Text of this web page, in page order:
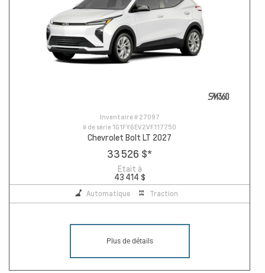
Inventaire # 27097
# de série 1G1FY6EV2VF117750
Chevrolet Bolt LT 2027
33 526 $*
Etait à
43 414 $
Automatique Traction
Plus de détails